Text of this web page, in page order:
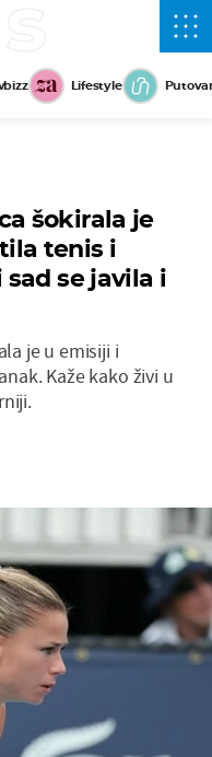
Lifestyle
šokirala je
tenis i
se javila i
je u emisiji i
Kaže kako živi u